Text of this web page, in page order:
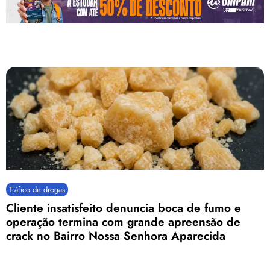
Tráfico de drogas
Cliente insatisfeito denuncia boca de fumo e
operação termina com grande apreensão de
crack no Bairro Nossa Senhora Aparecida